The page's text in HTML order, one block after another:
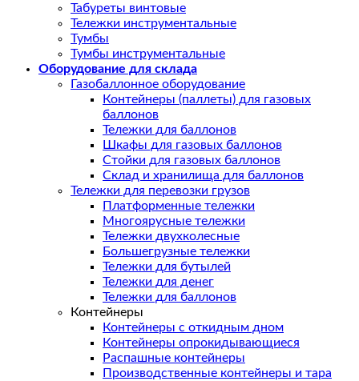
Табуреты винтовые
Тележки инструментальные
Тумбы
Тумбы инструментальные
Оборудование для склада
Газобаллонное оборудование
Контейнеры (паллеты) для газовых
баллонов
Тележки для баллонов
Шкафы для газовых баллонов
Стойки для газовых баллонов
Склад и хранилища для баллонов
Тележки для перевозки грузов
Платформенные тележки
Многоярусные тележки
Тележки двухколесные
Большегрузные тележки
Тележки для бутылей
Тележки для денег
Тележки для баллонов
Контейнеры
Контейнеры с откидным дном
Контейнеры опрокидывающиеся
Распашные контейнеры
Производственные контейнеры и тара